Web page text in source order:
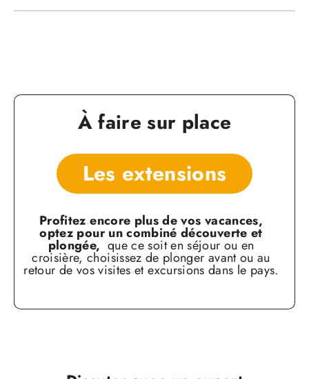
À faire sur place
Les extensions
Profitez encore plus de vos vacances,
optez pour un combiné découverte et
plongée, que ce soit en séjour ou en
croisière, choisissez de plonger avant ou au
retour de vos visites et excursions dans le pays.